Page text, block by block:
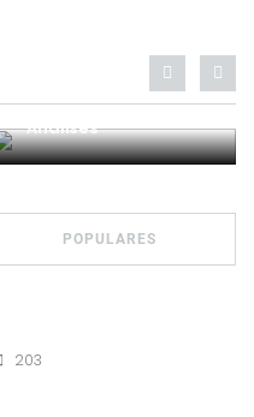
Análises
POPULARES
203